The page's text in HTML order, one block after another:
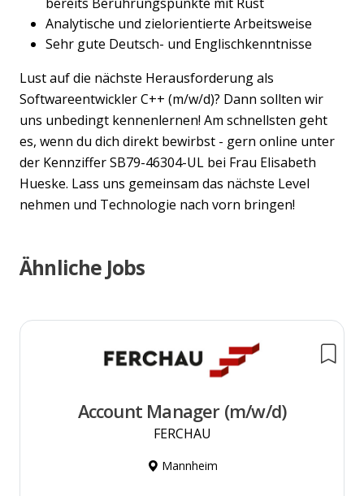
Analytische und zielorientierte Arbeitsweise
Sehr gute Deutsch- und Englischkenntnisse
Lust auf die nächste Herausforderung als
Softwareentwickler C++ (m/w/d)? Dann sollten wir
uns unbedingt kennenlernen! Am schnellsten geht
es, wenn du dich direkt bewirbst - gern online unter
der Kennziffer SB79-46304-UL bei Frau Elisabeth
Hueske. Lass uns gemeinsam das nächste Level
nehmen und Technologie nach vorn bringen!
Ähnliche Jobs
Account Manager (m/w/d)
FERCHAU
Mannheim